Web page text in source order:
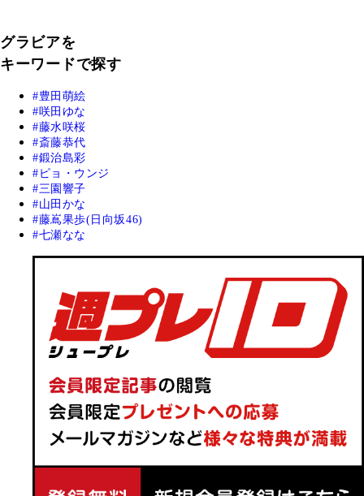
グラビアを
キーワードで探す
豊田萌絵
咲田ゆな
藤水咲桜
斎藤恭代
鍛治島彩
ピョ・ウンジ
三園響子
山田かな
藤嶌果歩(日向坂46)
七瀬なな